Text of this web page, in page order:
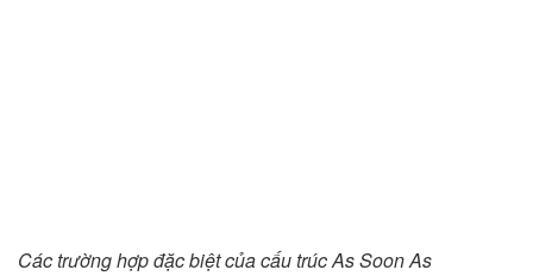
Các trường hợp đặc biệt của cấu trúc As Soon As